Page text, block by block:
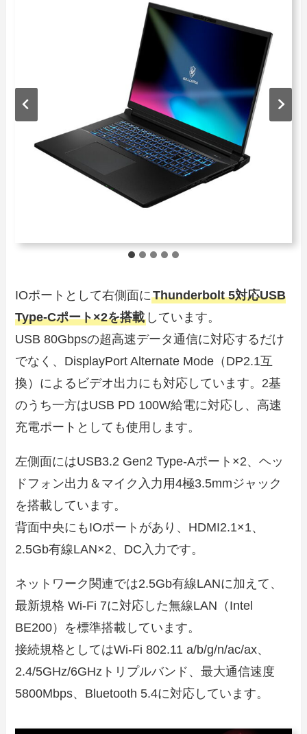
IOポートとして右側面にThunderbolt 5対応USB
Type-Cポート×2を搭載 しています。
USB 80Gbpsの超高速データ通信に対応するだけ
でなく、DisplayPort Alternate Mode（DP2.1互
換）によるビデオ出力にも対応しています。2基
のうち一方はUSB PD 100W給電に対応し、高速
充電ポートとしても使用します。
左側面にはUSB3.2 Gen2 Type-Aポート×2、ヘッ
ドフォン出力＆マイク入力用4極3.5mmジャック
を搭載しています。
背面中央にもIOポートがあり、HDMI2.1×1、
2.5Gb有線LAN×2、DC入力です。
ネットワーク関連では2.5Gb有線LANに加えて、
最新規格 Wi-Fi 7に対応した無線LAN（Intel
BE200）を標準搭載しています。
接続規格としてはWi-Fi 802.11 a/b/g/n/ac/ax、
2.4/5GHz/6GHzトリプルバンド、最大通信速度
5800Mbps、Bluetooth 5.4に対応しています。